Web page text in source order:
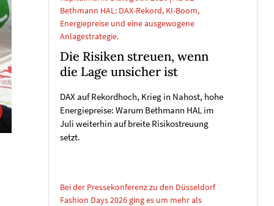
Bethmann HAL: DAX-Rekord, KI-Boom,
Energiepreise und eine ausgewogene
Anlagestrategie.
Die Risiken streuen, wenn
die Lage unsicher ist
DAX auf Rekordhoch, Krieg in Nahost, hohe
Energiepreise: Warum Bethmann HAL im
Juli weiterhin auf breite Risikostreuung
setzt.
Bei der Pressekonferenz zu den Düsseldorf
Fashion Days 2026 ging es um mehr als